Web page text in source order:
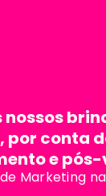
por conta
e
Marketing na